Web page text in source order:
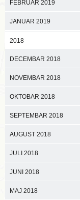
FEBRUAR 2019
JANUAR 2019
2018
DECEMBAR 2018
NOVEMBAR 2018
OKTOBAR 2018
SEPTEMBAR 2018
AUGUST 2018
JULI 2018
JUNI 2018
MAJ 2018